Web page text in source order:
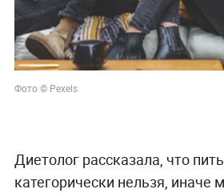
Фото © Pexels
Диетолог рассказала, что
категорически нельзя, иначе